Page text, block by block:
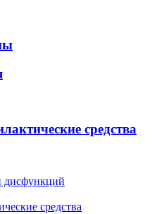
средства
дисфункций
средства